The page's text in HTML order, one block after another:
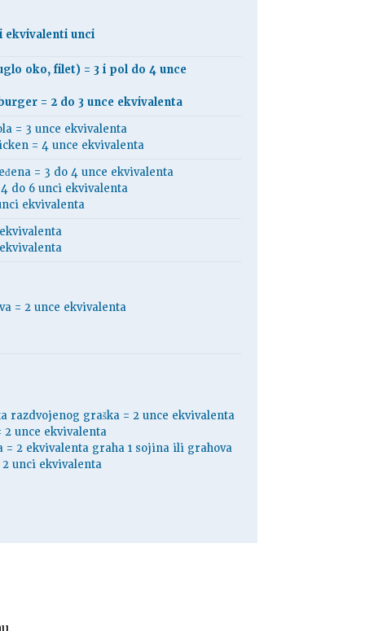
ekvivalenti unci
oko, filet) = 3 i pol do 4 unce
= 2 do 3 unce ekvivalenta
= 3 unce ekvivalenta
= 4 unce ekvivalenta
= 3 do 4 unce ekvivalenta
do 6 unci ekvivalenta
ekvivalenta
= 2 unce ekvivalenta
razdvojenog graška = 2 unce ekvivalenta
2 unce ekvivalenta
= 2 ekvivalenta graha 1 sojina ili grahova
unci ekvivalenta